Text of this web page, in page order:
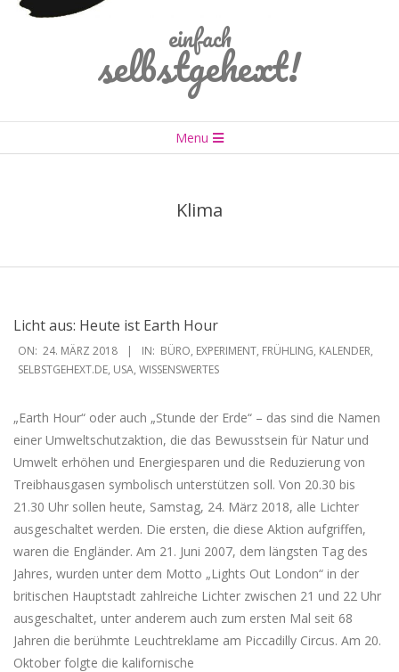
einfach
selbstgehext!
Navigation
Menu
Klima
Licht aus: Heute ist Earth Hour
2018-
03-
ON: 24. MÄRZ 2018 IN: BÜRO, EXPERIMENT, FRÜHLING, KALENDER,
SELBSTGEHEXT.DE, USA, WISSENSWERTES
„Earth Hour“ oder auch „Stunde der Erde“ – das sind die Namen
einer Umweltschutzaktion, die das Bewusstsein für Natur und
Umwelt erhöhen und Energiesparen und die Reduzierung von
Treibhausgasen symbolisch unterstützen soll. Von 20.30 bis
21.30 Uhr sollen heute, Samstag, 24. März 2018, alle Lichter
ausgeschaltet werden. Die ersten, die diese Aktion aufgriffen,
waren die Engländer. Am 21. Juni 2007, dem längsten Tag des
Jahres, wurden unter dem Motto „Lights Out London“ in der
britischen Hauptstadt zahlreiche Lichter zwischen 21 und 22 Uhr
ausgeschaltet, unter anderem auch zum ersten Mal seit 68
Jahren die berühmte Leuchtreklame am Piccadilly Circus. Am 20.
Oktober folgte die kalifornische